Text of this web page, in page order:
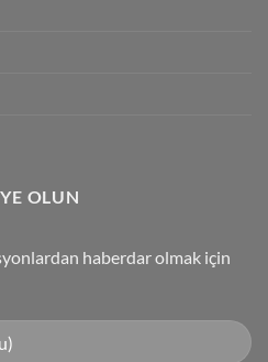
OLUN
haberdar olmak için